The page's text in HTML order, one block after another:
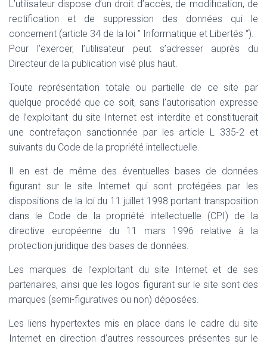
L’utilisateur dispose d’un droit d’accès, de modification, de
rectification et de suppression des données qui le
concernent (article 34 de la loi ” Informatique et Libertés “).
Pour l’exercer, l’utilisateur peut s’adresser auprès du
Directeur de la publication visé plus haut.
Toute représentation totale ou partielle de ce site par
quelque procédé que ce soit, sans l’autorisation expresse
de l’exploitant du site Internet est interdite et constituerait
une contrefaçon sanctionnée par les article L 335-2 et
suivants du Code de la propriété intellectuelle.
Il en est de même des éventuelles bases de données
figurant sur le site Internet qui sont protégées par les
dispositions de la loi du 11 juillet 1998 portant transposition
dans le Code de la propriété intellectuelle (CPI) de la
directive européenne du 11 mars 1996 relative à la
protection juridique des bases de données.
Les marques de l’exploitant du site Internet et de ses
partenaires, ainsi que les logos figurant sur le site sont des
marques (semi-figuratives ou non) déposées.
Les liens hypertextes mis en place dans le cadre du site
Internet en direction d’autres ressources présentes sur le